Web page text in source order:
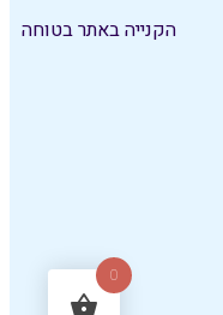
הקנייה באתר בטוחה
0